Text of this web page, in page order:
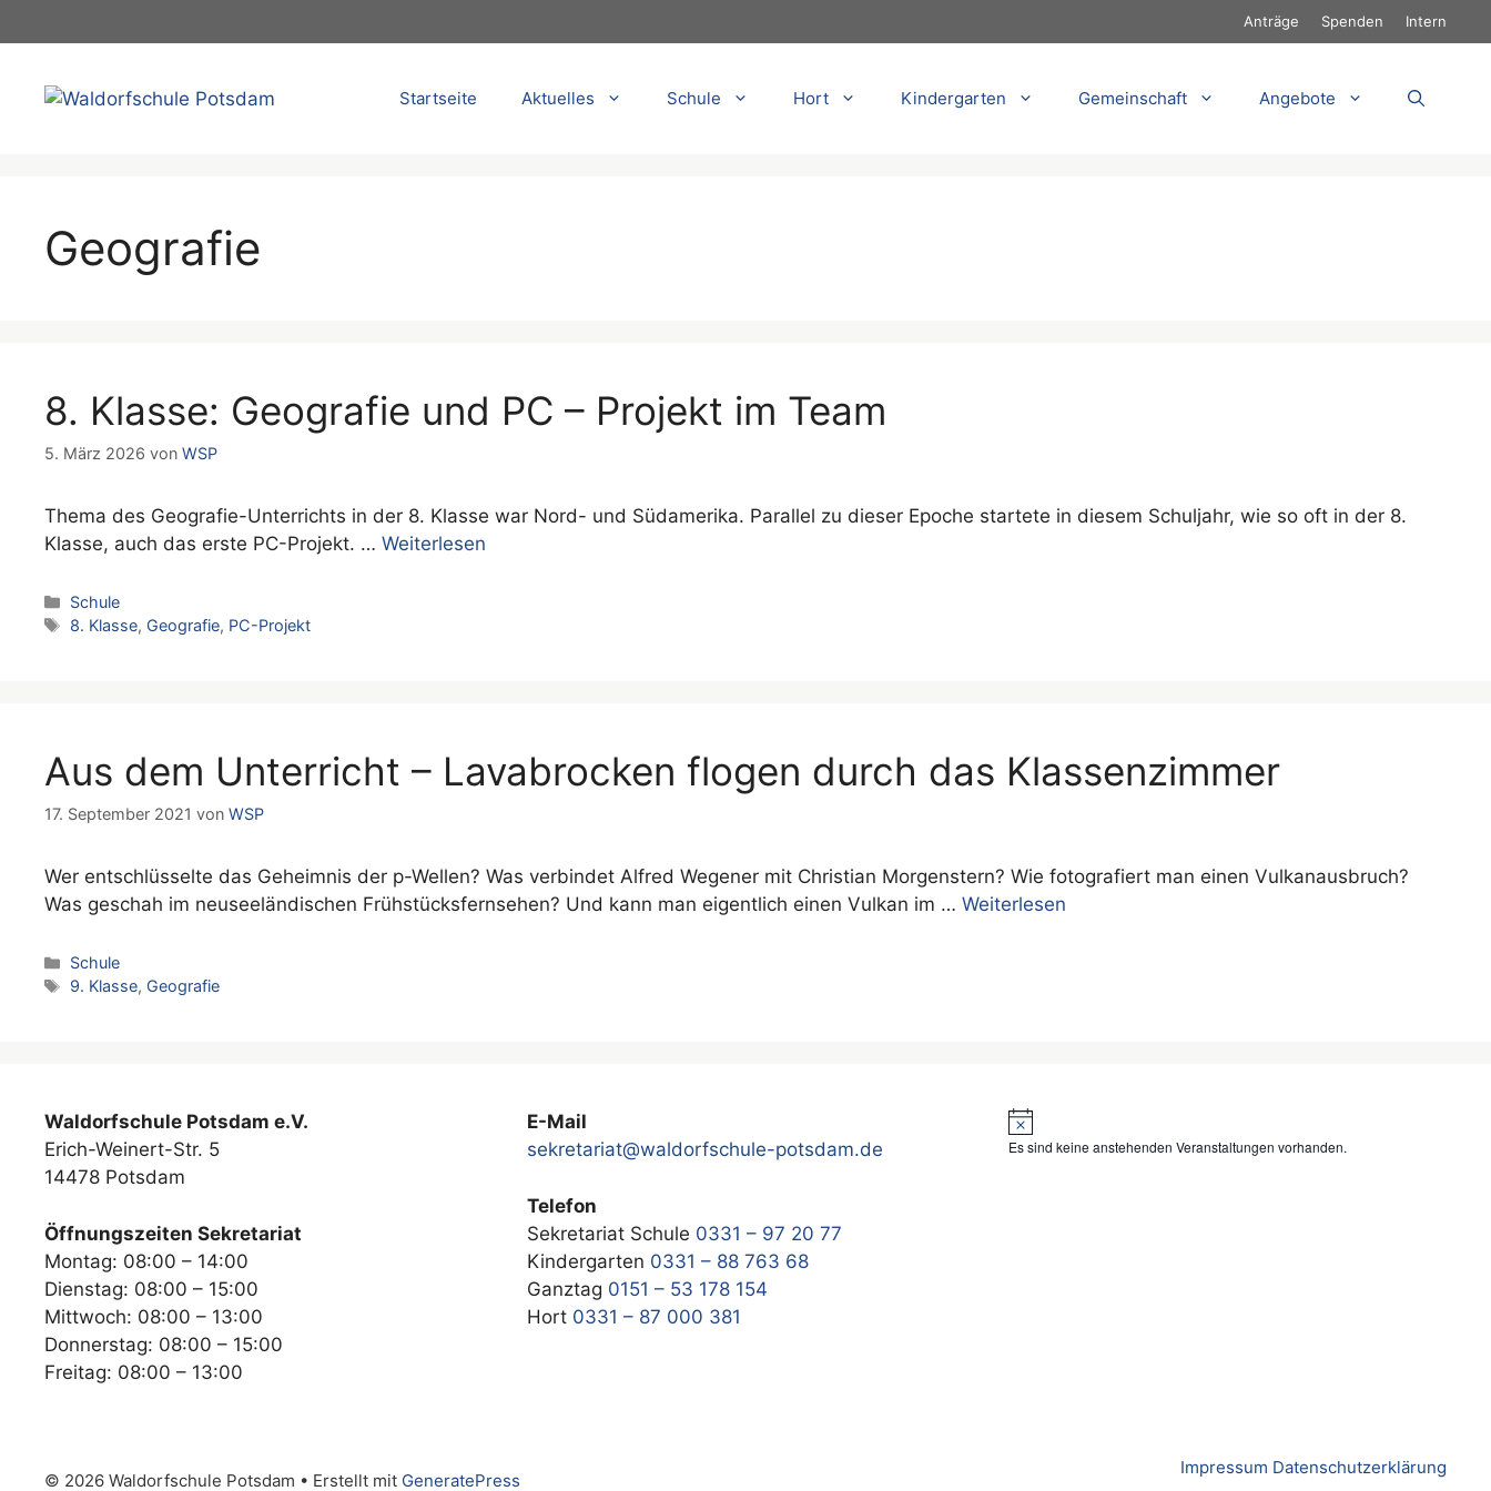
Inhalt
Anträge Spenden Intern
Startseite Aktuelles Schule Hort Kindergarten Gemeinschaft Angebote
Geografie
8. Klasse: Geografie und PC – Projekt im Team
5. März 2026 von WSP
Thema des Geografie-Unterrichts in der 8. Klasse war Nord- und Südamerika. Parallel zu dieser Epoche startete in diesem Schuljahr, wie so oft in der 8.
Klasse, auch das erste PC-Projekt. … Weiterlesen
Kategorien
Schule
Schlagwörter
8. Klasse, Geografie, PC-Projekt
Aus dem Unterricht – Lavabrocken flogen durch das Klassenzimmer
17. September 2021 von WSP
Wer entschlüsselte das Geheimnis der p-Wellen? Was verbindet Alfred Wegener mit Christian Morgenstern? Wie fotografiert man einen Vulkanausbruch?
Was geschah im neuseeländischen Frühstücksfernsehen? Und kann man eigentlich einen Vulkan im … Weiterlesen
Kategorien
Schule
Schlagwörter
9. Klasse, Geografie
Waldorfschule Potsdam e.V.
Erich-Weinert-Str. 5
14478 Potsdam
Öffnungszeiten Sekretariat
Montag: 08:00 – 14:00
Dienstag: 08:00 – 15:00
Mittwoch: 08:00 – 13:00
Donnerstag: 08:00 – 15:00
Freitag: 08:00 – 13:00
E-Mail
sekretariat@waldorfschule-potsdam.de
Telefon
Sekretariat Schule 0331 – 97 20 77
Kindergarten 0331 – 88 763 68
Ganztag 0151 – 53 178 154
Hort 0331 – 87 000 381
n
Es sind keine anstehenden Veranstaltungen vorhanden.
Impressum Datenschutzerklärung
© 2026 Waldorfschule Potsdam • Erstellt mit GeneratePress